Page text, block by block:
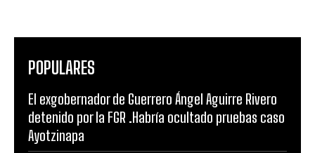
POPULARES
El exgobernador de Guerrero Ángel Aguirre Rivero
detenido por la FGR .Habría ocultado pruebas caso
Ayotzinapa